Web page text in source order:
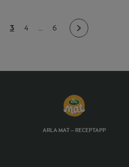
3 4 ... 6
ARLA MAT – RECEPTAPP